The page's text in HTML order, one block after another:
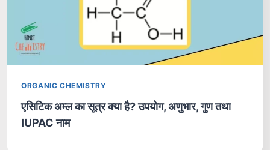
ORGANIC CHEMISTRY
एसिटिक अम्ल का सूत्र क्या है? उपयोग, अणुभार, गुण तथा
IUPAC नाम